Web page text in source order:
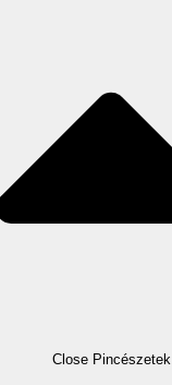
Close Pincészetek